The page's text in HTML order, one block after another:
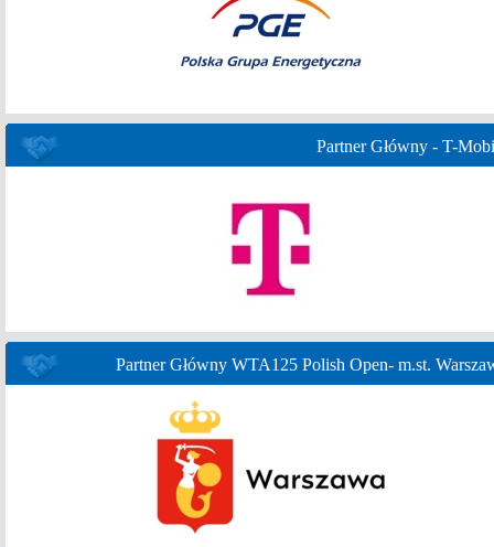
Partner Główny - T-
Partner Główny WTA125 Polish Open- m.st.